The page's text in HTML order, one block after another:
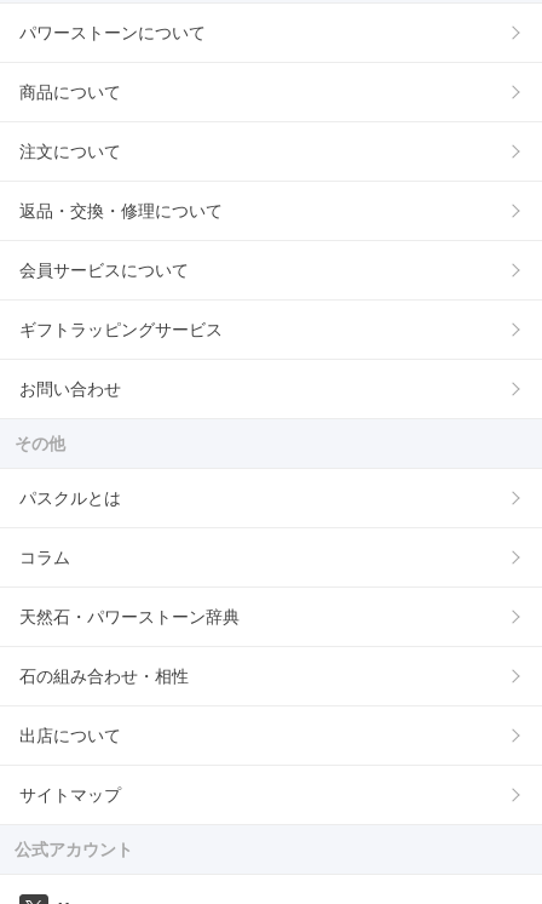
パワーストーンについて
商品について
注文について
返品・交換・修理について
会員サービスについて
ギフトラッピングサービス
お問い合わせ
その他
パスクルとは
コラム
天然石・パワーストーン辞典
石の組み合わせ・相性
出店について
サイトマップ
公式アカウント